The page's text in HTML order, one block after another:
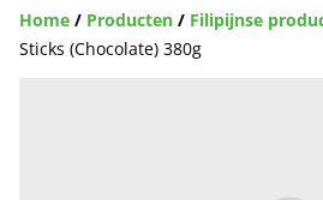
Home / Producten / Filipijnse
Sticks (Chocolate) 380g